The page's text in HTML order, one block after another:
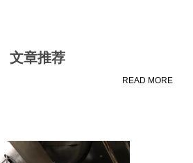
文章推荐
READ MORE